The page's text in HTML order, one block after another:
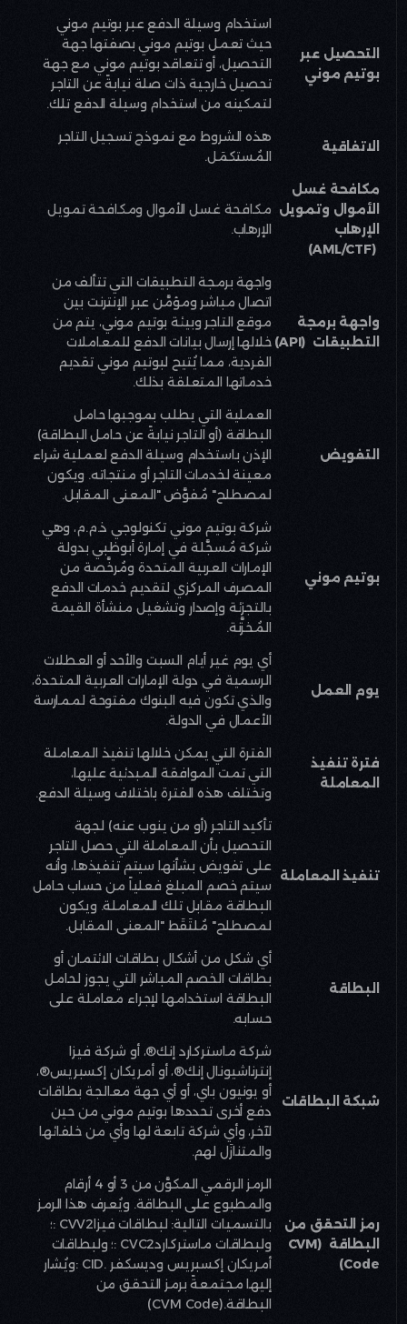
التحصيل عبر
بوتيم موني
استخدام وسيلة الدفع عبر بوتيم موني
حيث تعمل بوتيم موني بصفتها جهة
التحصيل، أو تتعاقد بوتيم موني مع جهة
تحصيل خارجية ذات صلة نيابةً عن التاجر
لتمكينه من استخدام وسيلة الدفع تلك.
الاتفاقية
هذه الشروط مع نموذج تسجيل التاجر
المُستكمَل.
مكافحة غسل
الأموال وتمويل
الإرهاب
(AML/CTF)
مكافحة غسل الأموال ومكافحة تمويل
الإرهاب.
واجهة برمجة
التطبيقات (API)
واجهة برمجة التطبيقات التي تتألف من
اتصال مباشر ومؤمَّن عبر الإنترنت بين
موقع التاجر وبيئة بوتيم موني، يتم من
خلالها إرسال بيانات الدفع للمعاملات
الفردية، مما يُتيح لبوتيم موني تقديم
خدماتها المتعلقة بذلك.
التفويض
العملية التي يطلب بموجبها حامل
البطاقة (أو التاجر نيابةً عن حامل البطاقة)
الإذن باستخدام وسيلة الدفع لعملية شراء
معينة لخدمات التاجر أو منتجاته. ويكون
لمصطلح" مُفوَّض"المعنى المقابل.
بوتيم موني
شركة بوتيم موني تكنولوجي ذ.م.م، وهي
شركة مُسجَّلة في إمارة أبوظبي بدولة
الإمارات العربية المتحدة ومُرخَّصة من
المصرف المركزي لتقديم خدمات الدفع
بالتجزئة وإصدار وتشغيل منشأة القيمة
المُخزَّنة.
يوم العمل
أي يوم غير أيام السبت والأحد أو العطلات
الرسمية في دولة الإمارات العربية المتحدة،
والذي تكون فيه البنوك مفتوحة لممارسة
الأعمال في الدولة.
فترة تنفيذ
المعاملة
الفترة التي يمكن خلالها تنفيذ المعاملة
التي تمت الموافقة المبدئية عليها،
وتختلف هذه الفترة باختلاف وسيلة الدفع.
تنفيذ المعاملة
تأكيد التاجر (أو من ينوب عنه) لجهة
التحصيل بأن المعاملة التي حصل التاجر
على تفويض بشأنها سيتم تنفيذها، وأنه
سيتم خصم المبلغ فعلياً من حساب حامل
البطاقة مقابل تلك المعاملة. ويكون
لمصطلح" مُلتَقَط "المعنى المقابل.
البطاقة
أي شكل من أشكال بطاقات الائتمان أو
بطاقات الخصم المباشر التي يجوز لحامل
البطاقة استخدامها لإجراء معاملة على
حسابه.
شبكة البطاقات
شركة ماستركارد إنك®، أو شركة فيزا
إنترناشيونال إنك®، أو أمريكان إكسبريس®،
أو يونيون باي، أو أي جهة معالجة بطاقات
دفع أخرى تحددها بوتيم موني من حين
لآخر، وأي شركة تابعة لها وأي من خلفائها
والمتنازَل لهم.
رمز التحقق من
البطاقة
(CVM
Code)
الرمز الرقمي المكوَّن من 3 أو 4 أرقام
والمطبوع على البطاقة. ويُعرف هذا الرمز
بالتسميات التالية: لبطاقات فيزا: CVV2؛
ولبطاقات ماستركارد: CVC2؛ ولبطاقات
أمريكان إكسبريس وديسكفر : CID.ويُشار
إليها مجتمعةً برمز التحقق من
البطاقة(CVM Code).